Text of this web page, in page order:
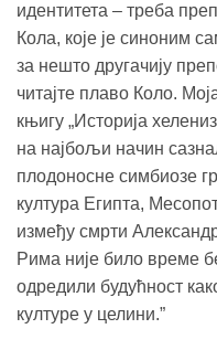
идентитета – треба
Кола, које је синоним
за нешто другачију
читајте плаво Коло.
књигу „Историја
на најбољи начин
плодоносне симбиозе
култура Египта,
између смрти
Рима није било време
одредили будућност
културе у целини.”